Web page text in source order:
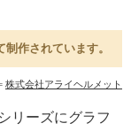
作されています。
株式会社アライヘルメット
リーズにグラフ